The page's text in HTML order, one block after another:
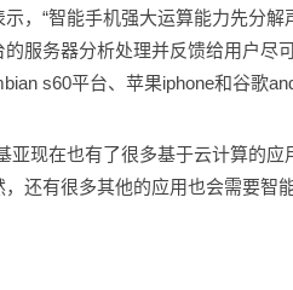
，“智能手机强大运算能力先分
服务器分析处理并反馈给用户尽
s60平台、苹果iphone和谷歌
亚现在也有了很多基于云计算的应
还有很多其他的应用也会需要智